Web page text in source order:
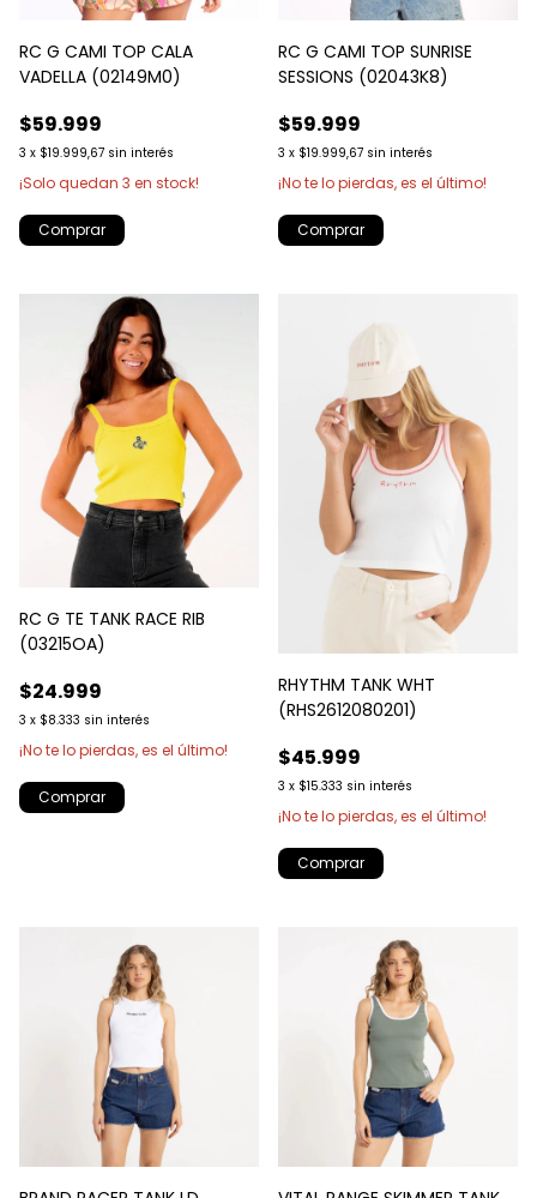
RC G CAMI TOP CALA
VADELLA (02149M0)
$59.999
3 x $19.999,67 sin interés
¡Solo quedan 3 en stock!
Comprar
RC G CAMI TOP SUNRISE
SESSIONS (02043K8)
$59.999
3 x $19.999,67 sin interés
¡No te lo pierdas, es el último!
Comprar
RC G TE TANK RACE RIB
(03215OA)
$24.999
3 x $8.333 sin interés
¡No te lo pierdas, es el último!
Comprar
RHYTHM TANK WHT
(RHS2612080201)
$45.999
3 x $15.333 sin interés
¡No te lo pierdas, es el último!
Comprar